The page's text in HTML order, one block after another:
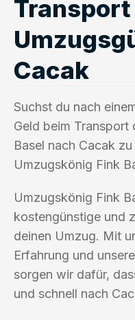
Cacak
Suchst du nach
Geld beim Transport
Basel nach Cacak
Umzugskönig Fink
Umzugskönig Fink
kostengünstige und
deinen Umzug. Mit
Erfahrung und
sorgen wir dafür,
und schnell nach